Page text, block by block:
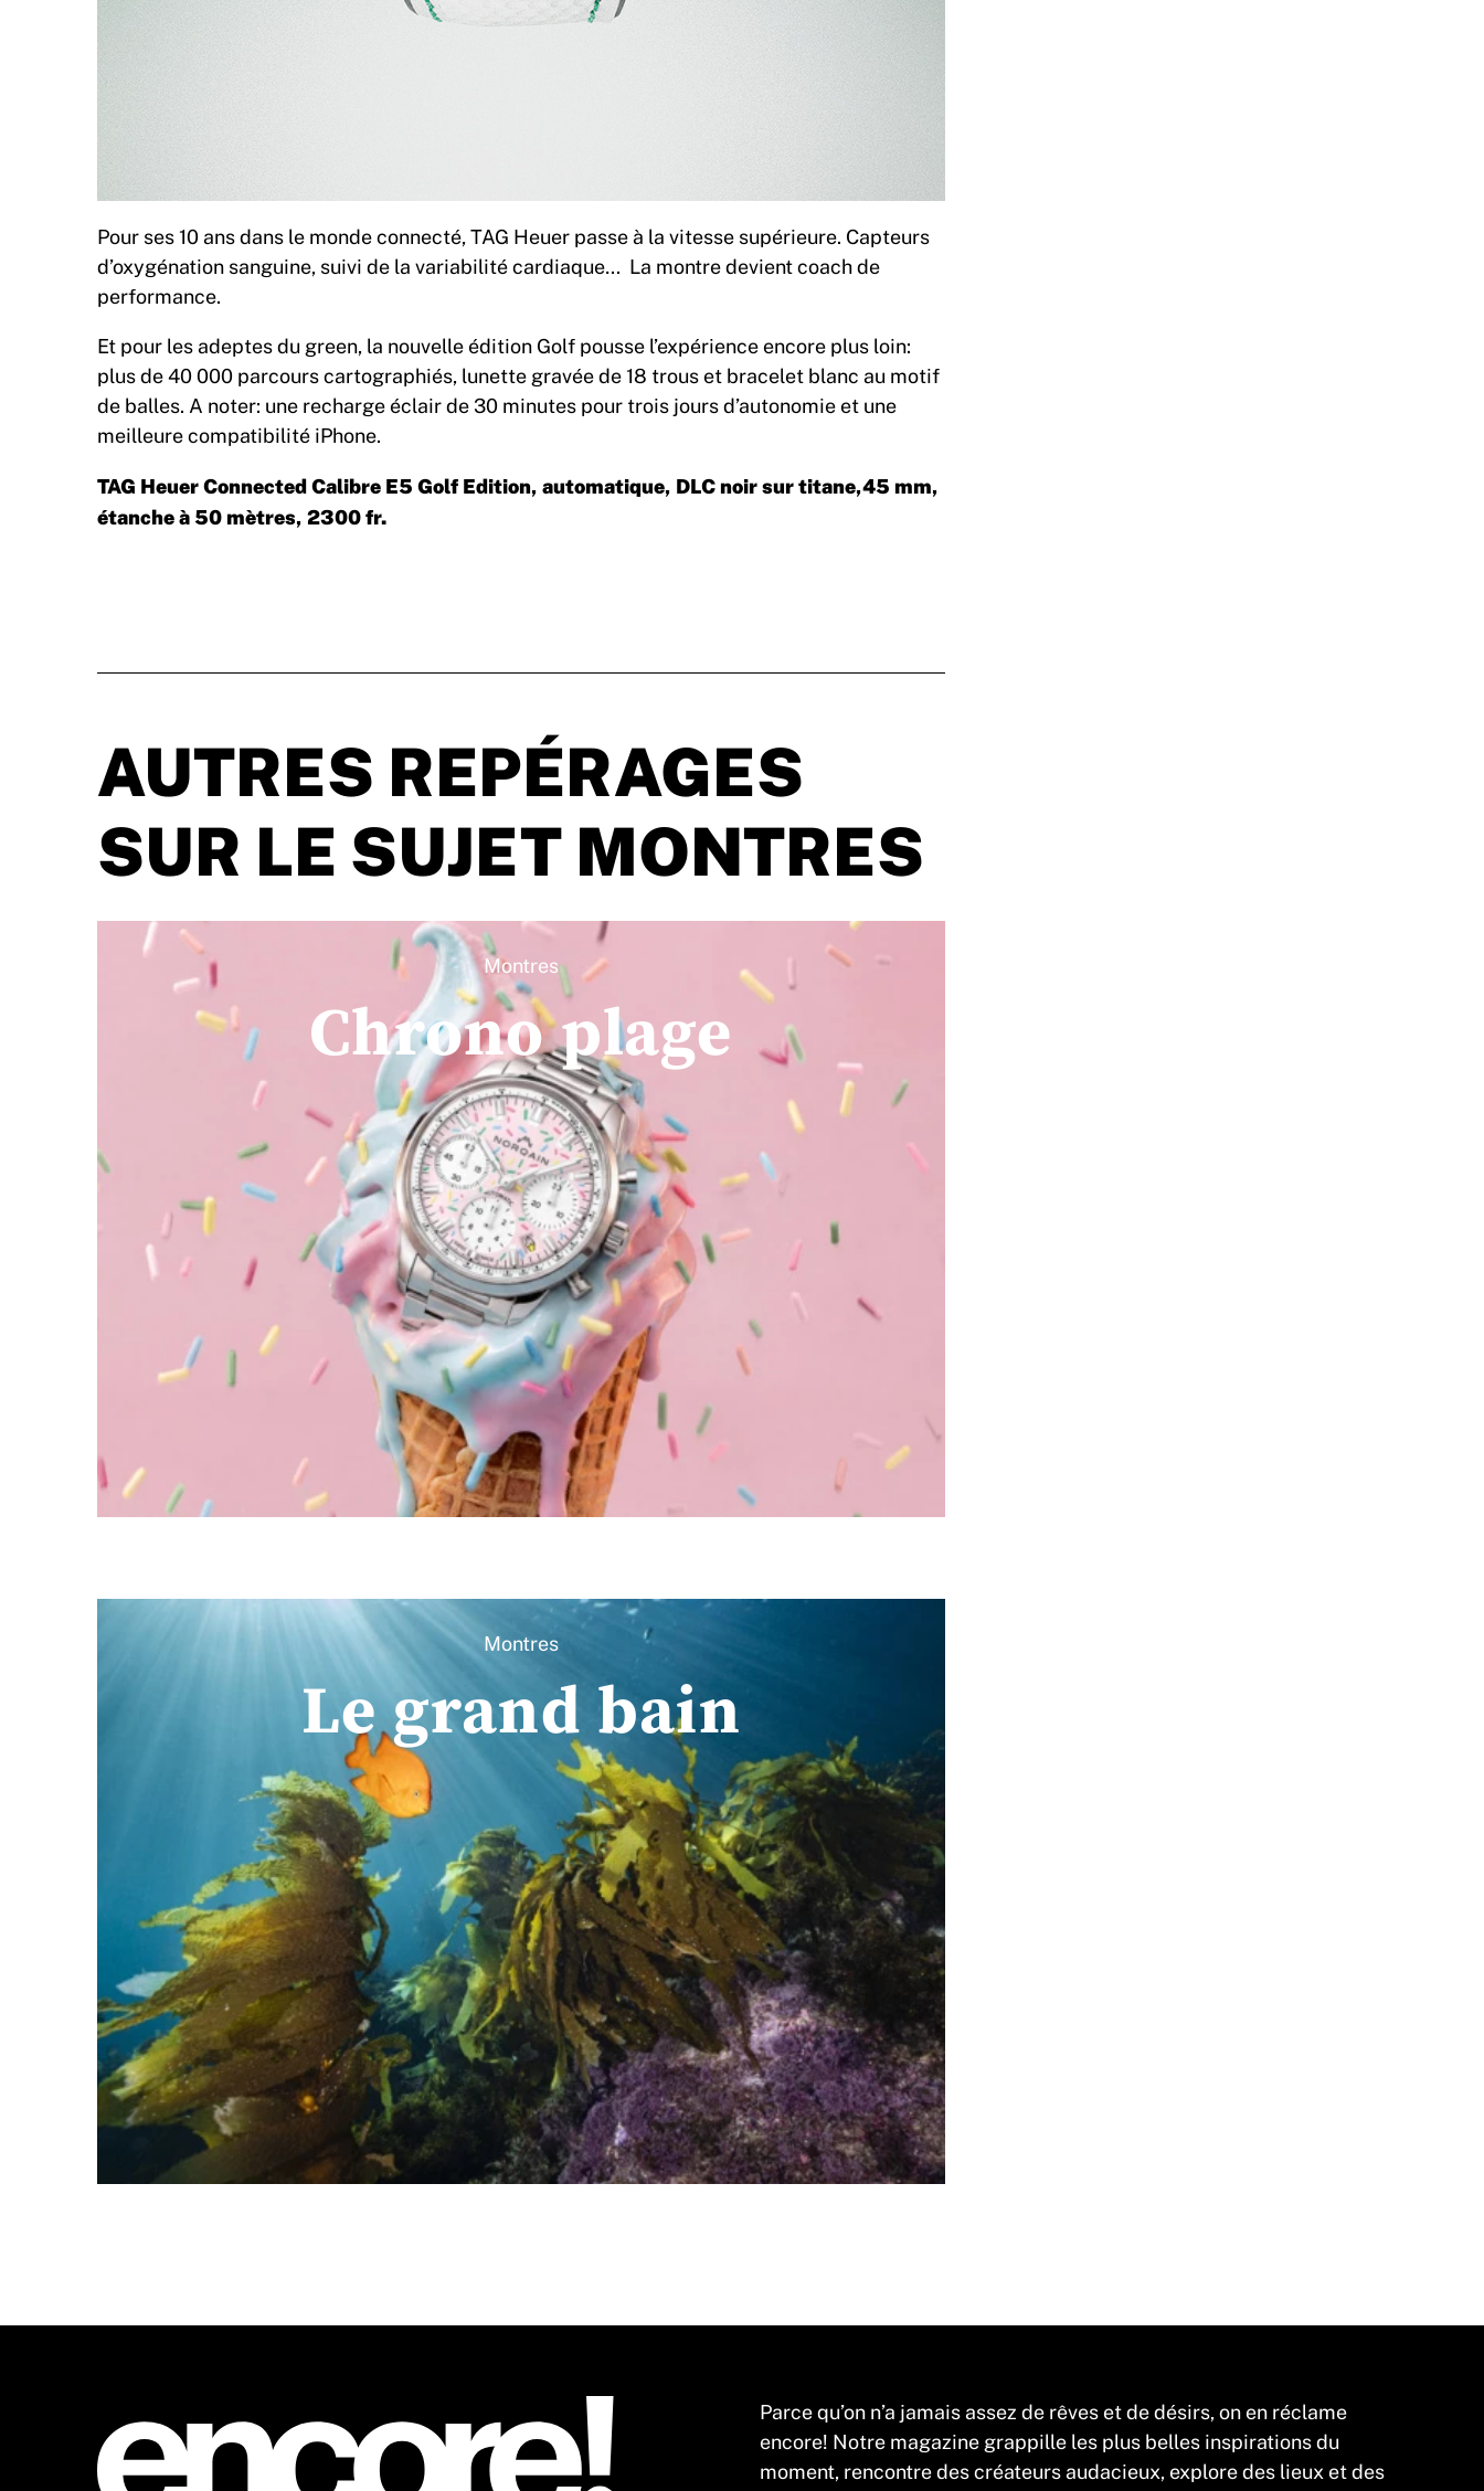
Pour ses 10 ans dans le monde connecté, TAG Heuer passe à la vitesse supérieure. Capteurs
d’oxygénation sanguine, suivi de la variabilité cardiaque… La montre devient coach de
performance.
Et pour les adeptes du green, la nouvelle édition Golf pousse l’expérience encore plus loin:
plus de 40 000 parcours cartographiés, lunette gravée de 18 trous et bracelet blanc au motif
de balles. A noter: une recharge éclair de 30 minutes pour trois jours d’autonomie et une
meilleure compatibilité iPhone.
TAG Heuer Connected Calibre E5 Golf Edition, automatique, DLC noir sur titane,45 mm,
étanche à 50 mètres, 2300 fr.
AUTRES REPÉRAGES
SUR LE SUJET MONTRES
Montres
Chrono plage
Montres
Le grand bain
Parce qu’on n’a jamais assez de rêves et de désirs, on en réclame
encore! Notre magazine grappille les plus belles inspirations du
moment, rencontre des créateurs audacieux, explore des lieux et des